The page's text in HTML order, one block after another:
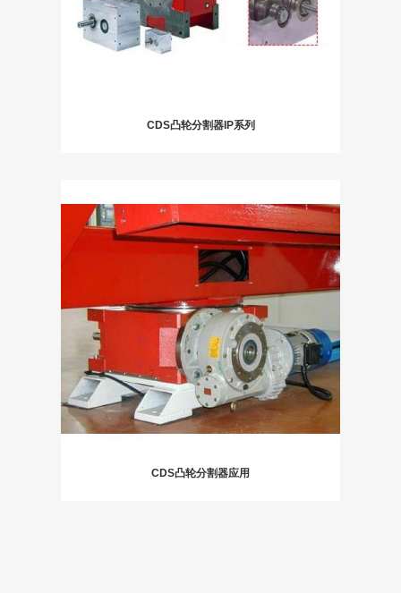
CDS凸轮分割器IP系列
CDS凸轮分割器应用